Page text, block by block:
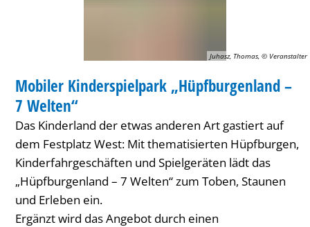
Juhasz, Thomas, © Veranstalter
KATEGORIE: KINDER
Mobiler Kinderspielpark „Hüpfburgenland –
7 Welten“
Das Kinderland der etwas anderen Art gastiert auf
dem Festplatz West: Mit thematisierten Hüpfburgen,
Kinderfahrgeschäften und Spielgeräten lädt das
„Hüpfburgenland – 7 Welten“ zum Toben, Staunen
und Erleben ein.
Ergänzt wird das Angebot durch einen